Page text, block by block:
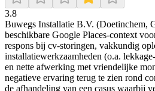
3.8
Buwegs Installatie B.V. (Doetinchem,
beschikbare Google Places-context
respons bij cv-storingen, vakkundig
installatiewerkzaamheden (o.a.
en nette afwerking met vriendelijke
negatieve ervaring terug te zien rond
de afhandeling van een casus waarbij